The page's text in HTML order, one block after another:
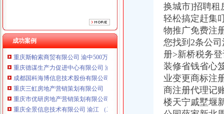
成功案例
重庆尊博贸易有限公司 渝江 （工商注册）
重庆科米克商贸有限责任公司 渝北50万 （工商注册）
重庆瑾崇进出口贸易有限公司 渝中100万 （进出口权）
重庆斯帕索商贸有限公司 渝中500万 （进出口权）
重庆德谋生产力促进中心有限公司 渝大10万 （工商注册）
成都国科海博信息技术股份有限公司重庆分公司 渝江 （工商注册）
重庆三虹房地产营销策划有限公司
重庆市优研房地产营销策划有限公司
重庆全景信息技术有限公司 渝江 （工商注册）
重庆泰盛贷款咨询有限公司 渝高 （工商注册）
换城市]招聘租
轻松搞定赶集
物推广免费注
您找到2条公
册>新桥税务
装修省钱省心
业变更商标注
商注册代理记
楼天宁戚墅堰